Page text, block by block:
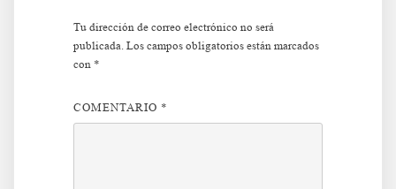
Tu dirección de correo electrónico no será
publicada. Los campos obligatorios están marcados
con *
COMENTARIO *